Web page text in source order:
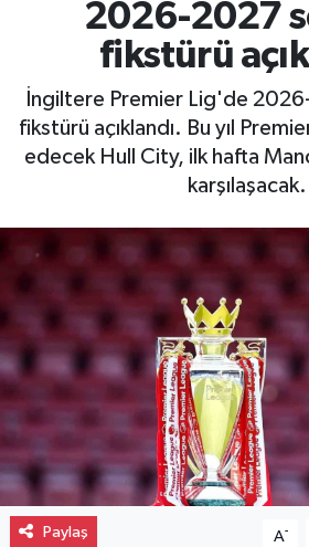
2026-2027
fikstürü
İngiltere Premier Lig'de
fikstürü açıklandı. Bu yıl
edecek Hull City, ilk hafta
karşılaşacak.
Paylaş A-
İş Dünyası
Lojistik
Otovitrin
Gayrimenkul
Spor
Eğitim
Tüm Manşetler
Son Dakika Haberleri
Haber Arşivi